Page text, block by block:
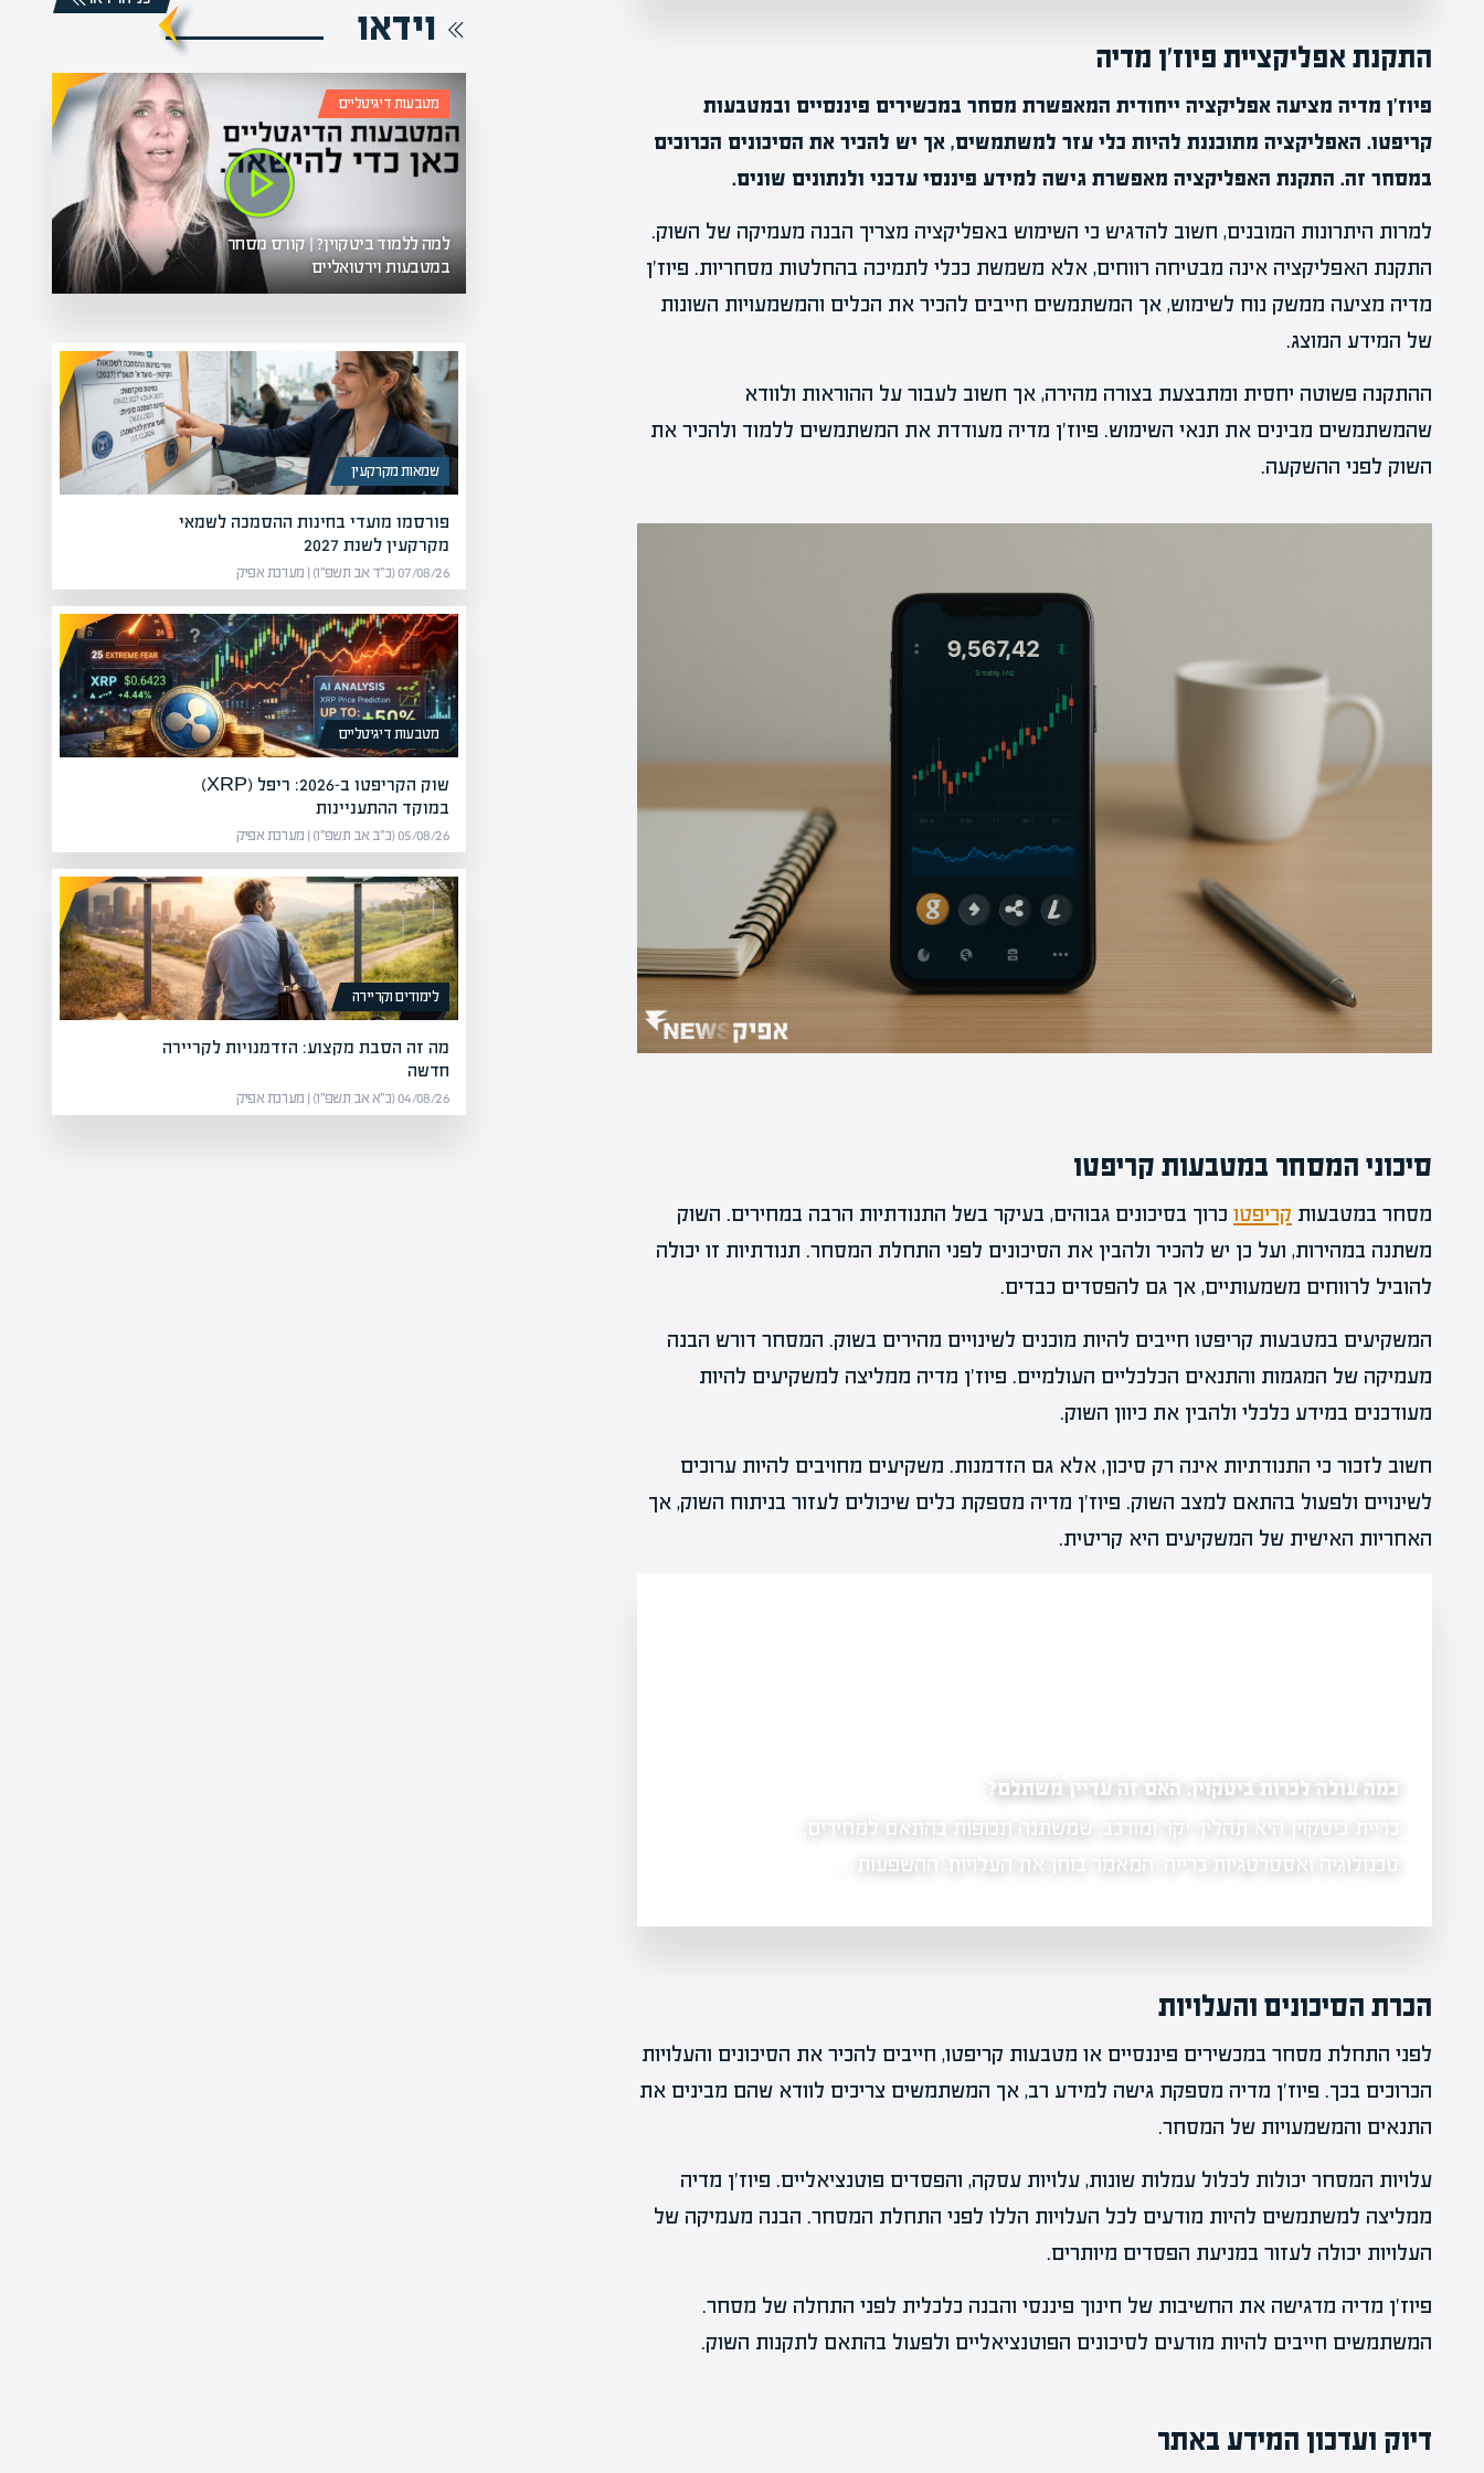
התקנת אפליקציית פיוז'ן מדיה
פיוז'ן מדיה מציעה אפליקציה ייחודית המאפשרת מסחר במכשירים פיננסיים ובמטבעות
קריפטו. האפליקציה מתוכננת להיות כלי עזר למשתמשים, אך יש להכיר את הסיכונים הכרוכים
במסחר זה. התקנת האפליקציה מאפשרת גישה למידע פיננסי עדכני ולנתונים שונים.
למרות היתרונות המובנים, חשוב להדגיש כי השימוש באפליקציה מצריך הבנה מעמיקה של השוק.
התקנת האפליקציה אינה מבטיחה רווחים, אלא משמשת ככלי לתמיכה בהחלטות מסחריות. פיוז'ן
מדיה מציעה ממשק נוח לשימוש, אך המשתמשים חייבים להכיר את הכלים והמשמעויות השונות
של המידע המוצג.
ההתקנה פשוטה יחסית ומתבצעת בצורה מהירה, אך חשוב לעבור על ההוראות ולוודא
שהמשתמשים מבינים את תנאי השימוש. פיוז'ן מדיה מעודדת את המשתמשים ללמוד ולהכיר את
השוק לפני ההשקעה.
סיכוני המסחר במטבעות קריפטו
מסחר במטבעות קריפטו כרוך בסיכונים גבוהים, בעיקר בשל התנודתיות הרבה במחירים. השוק
משתנה במהירות, ועל כן יש להכיר ולהבין את הסיכונים לפני התחלת המסחר. תנודתיות זו יכולה
להוביל לרווחים משמעותיים, אך גם להפסדים כבדים.
המשקיעים במטבעות קריפטו חייבים להיות מוכנים לשינויים מהירים בשוק. המסחר דורש הבנה
מעמיקה של המגמות והתנאים הכלכליים העולמיים. פיוז'ן מדיה ממליצה למשקיעים להיות
מעודכנים במידע כלכלי ולהבין את כיוון השוק.
חשוב לזכור כי התנודתיות אינה רק סיכון, אלא גם הזדמנות. משקיעים מחויבים להיות ערוכים
לשינויים ולפעול בהתאם למצב השוק. פיוז'ן מדיה מספקת כלים שיכולים לעזור בניתוח השוק, אך
האחריות האישית של המשקיעים היא קריטית.
תכופות בהתאם למחירים,
העלויות, ההשפעות…
איפה קונים מטבעות קריפטו: המדריך למתחילים
המדריך המקיף למתחילים שיסביר איך לבחור פלטפורמות מסחר לקניית
מטבעות קריפטו, להתנהל בצורה בטוחה ואמינה ולהימנע מהונאות בשוק…
הכרת הסיכונים והעלויות
לפני התחלת מסחר במכשירים פיננסיים או מטבעות קריפטו, חייבים להכיר את הסיכונים והעלויות
הכרוכים בכך. פיוז'ן מדיה מספקת גישה למידע רב, אך המשתמשים צריכים לוודא שהם מבינים את
התנאים והמשמעויות של המסחר.
עלויות המסחר יכולות לכלול עמלות שונות, עלויות עסקה, והפסדים פוטנציאליים. פיוז'ן מדיה
ממליצה למשתמשים להיות מודעים לכל העלויות הללו לפני התחלת המסחר. הבנה מעמיקה של
העלויות יכולה לעזור במניעת הפסדים מיותרים.
פיוז'ן מדיה מדגישה את החשיבות של חינוך פיננסי והבנה כלכלית לפני התחלה של מסחר.
המשתמשים חייבים להיות מודעים לסיכונים הפוטנציאליים ולפעול בהתאם לתקנות השוק.
דיוק ועדכון המידע באתר
וידאו
מטבעות דיגיטליים
למה ללמוד ביטקוין? | קורס מסחר
במטבעות וירטואליים
שמאות מקרקעין
פורסמו מועדי בחינות ההסמכה לשמאי
מקרקעין לשנת 2027
07/08/26 (כ״ד אב תשפ״ו) | מערכת אפיק
מטבעות דיגיטליים
שוק הקריפטו ב-2026: ריפל (XRP)
במוקד ההתעניינות
05/08/26 (כ״ב אב תשפ״ו) | מערכת אפיק
לימודים וקריירה
מה זה הסבת מקצוע: הזדמנויות לקריירה
חדשה
04/08/26 (כ״א אב תשפ״ו) | מערכת אפיק